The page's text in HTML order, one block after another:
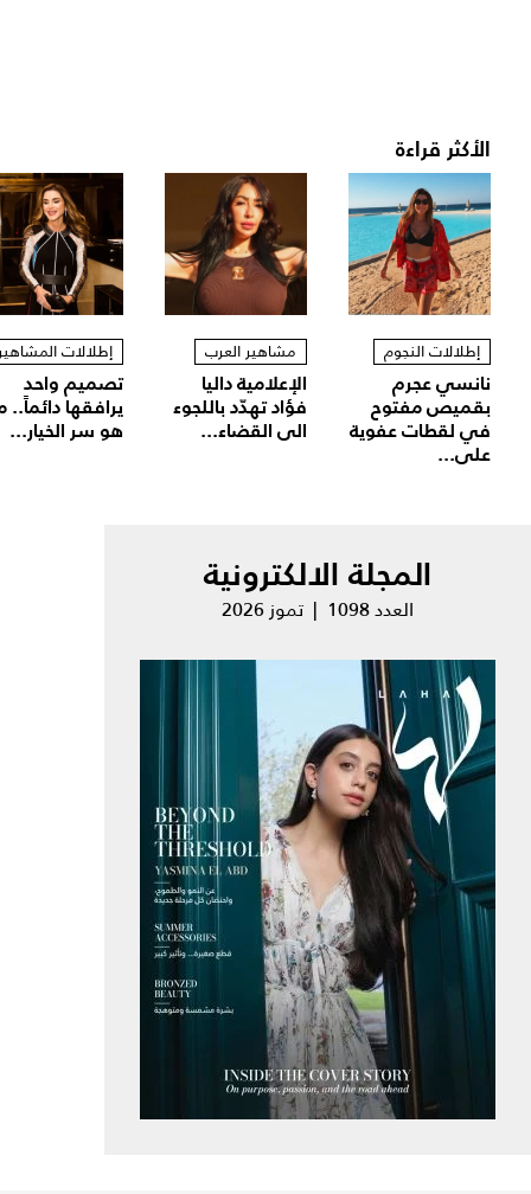
الأكثر قراءة
إطلالات النجوم
نانسي عجرم
بقميص مفتوح
في لقطات عفوية
على...
مشاهير العرب
الإعلامية داليا
فؤاد تهدّد باللجوء
الى القضاء...
إطلالات
تصميم واحد
يرافقها دائماً..
هو سر الخيار...
المجلة الالكترونية
العدد 1098 | تموز 2026